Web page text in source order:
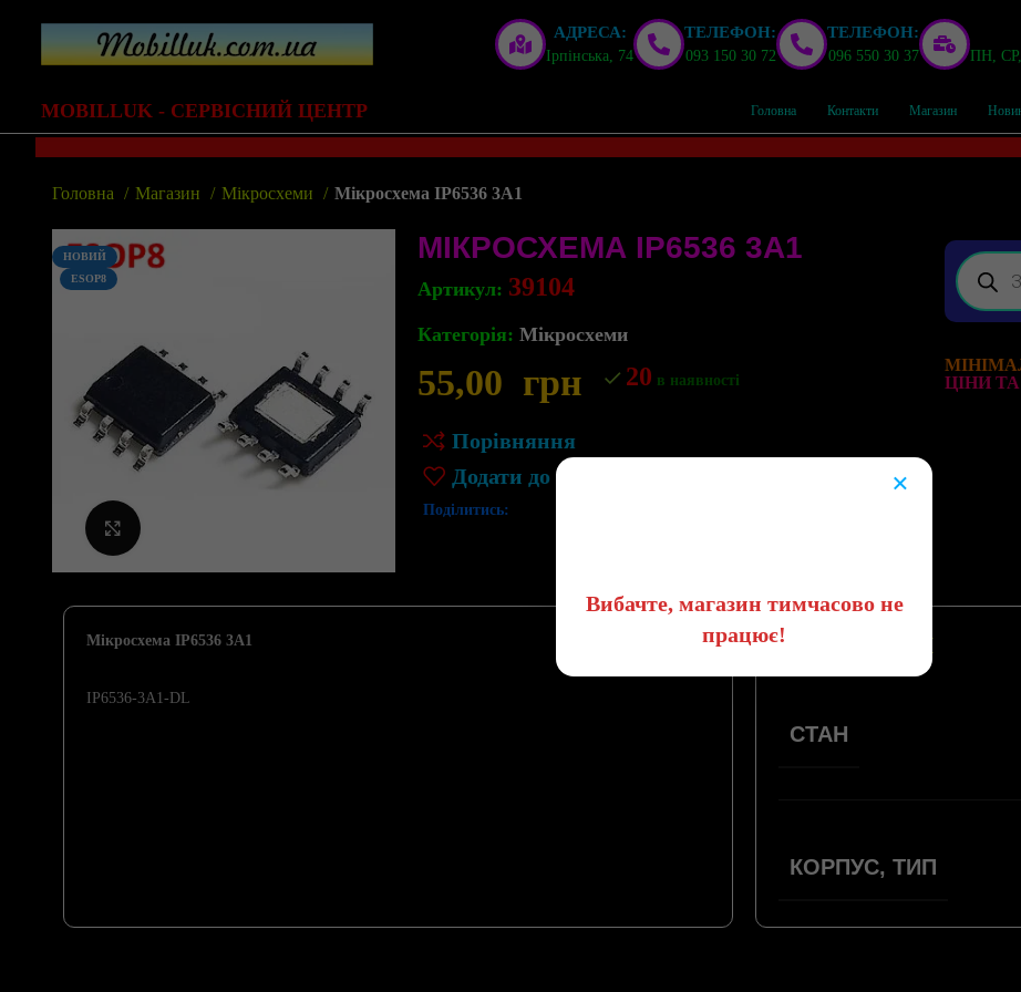
АДРЕСА:
Ірпінська, 74
ТЕЛЕФОН:
093 150 30 72
ТЕЛЕФОН:
096 550 30 37 ПН, СР,
MOBILLUK - СЕРВІСНИЙ ЦЕНТР Головна Контакти Магазин
Головна Магазин Мікросхеми Мікросхема IP6536 3A1
НОВИЙ
ESOP8
МІКРОСХЕМА IP6536 3A1
Артикул: 39104
Категорія: Мікросхеми
55,00 грн 20 в наявності
Порівняння
Додати до списку бажань
Поділитись:
ЦІНИ
Мікросхема IP6536 3A1
IP6536-3A1-DL
ПАРАМЕТРИ
СТАН
КОРПУС, ТИП
×
Вибачте, магазин тимчасово не
працює!